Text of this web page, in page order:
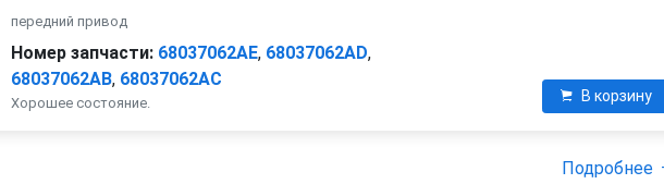
передний привод
Номер запчасти: 68037062AE, 68037062AD,
68037062AB, 68037062AC
Хорошее состояние. В корзину
Подробнее